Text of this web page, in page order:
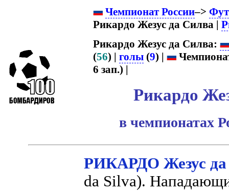
Чемпионат России–>
Рикардо Жезус да Силва |
Рикардо Жезус да Силва:
(56) | голы (9) |
6 зап.) |
Рикардо
в чемпионатах
РИКАРДО Жезус
da Silva).